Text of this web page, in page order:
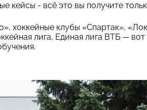
кейсы - всё это вы получите
хоккейные клубы «Спартак»,
лига, Единая лига ВТБ —